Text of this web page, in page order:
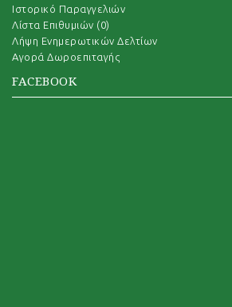
Ιστορικό Παραγγελιών
Λίστα Επιθυμιών (0)
Λήψη Ενημερωτικών Δελτίων
Αγορά Δωροεπιταγής
FACEBOOK